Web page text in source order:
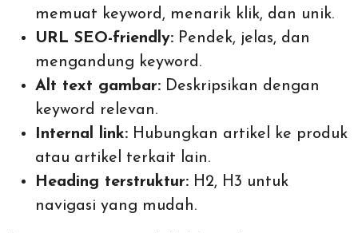
memuat keyword, menarik klik, dan unik.
URL SEO-friendly: Pendek, jelas, dan
mengandung keyword.
Alt text gambar: Deskripsikan dengan
keyword relevan.
Internal link: Hubungkan artikel ke produk
atau artikel terkait lain.
Heading terstruktur: H2, H3 untuk
navigasi yang mudah.